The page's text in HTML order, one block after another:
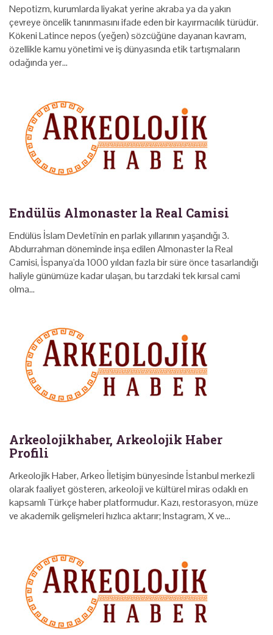
Nepotizm, kurumlarda liyakat yerine akraba ya da yakın
çevreye öncelik tanınmasını ifade eden bir kayırmacılık türüdür.
Kökeni Latince nepos (yeğen) sözcüğüne dayanan kavram,
özellikle kamu yönetimi ve iş dünyasında etik tartışmaların
odağında yer…
Endülüs Almonaster la Real Camisi
Endülüs İslam Devleti'nin en parlak yıllarının yaşandığı 3.
Abdurrahman döneminde inşa edilen Almonaster la Real
Camisi, İspanya'da 1000 yıldan fazla bir süre önce tasarlandığı
haliyle günümüze kadar ulaşan, bu tarzdaki tek kırsal cami
olma…
Arkeolojikhaber, Arkeolojik Haber
Profili
Arkeolojik Haber, Arkeo İletişim bünyesinde İstanbul merkezli
olarak faaliyet gösteren, arkeoloji ve kültürel miras odaklı en
kapsamlı Türkçe haber platformudur. Kazı, restorasyon, müze
ve akademik gelişmeleri hızlıca aktarır; Instagram, X ve…